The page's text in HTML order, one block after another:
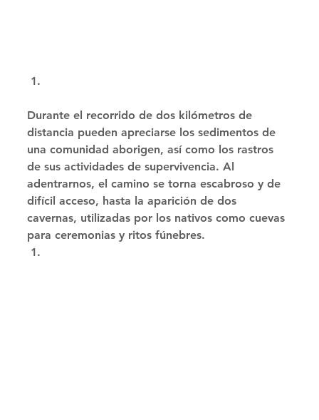
Durante el recorrido de dos kilómetros de
distancia pueden apreciarse los sedimentos de
una comunidad aborigen, así como los rastros
de sus actividades de supervivencia. Al
adentrarnos, el camino se torna escabroso y de
difícil acceso, hasta la aparición de dos
cavernas, utilizadas por los nativos como cuevas
para ceremonias y ritos fúnebres.